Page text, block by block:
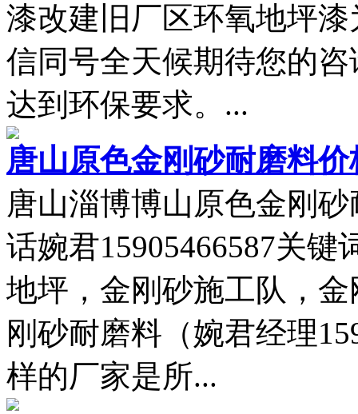
漆改建旧厂区环氧地坪漆
信同号全天候期待您的
达到环保要求。...
唐山原色金刚砂耐磨料
唐山淄博博山原色金刚
话婉君15905466587关
地坪，金刚砂施工队，
刚砂耐磨料（婉君经理
样的厂家是所...